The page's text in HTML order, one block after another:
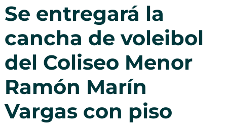
Se entregará la
cancha de voleibol
del Coliseo Menor
Ramón Marín
Vargas con piso